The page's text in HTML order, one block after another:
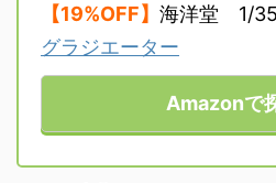
【19%OFF】 海洋堂 1/35
グラジエーター
Amazonで